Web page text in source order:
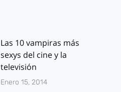
Las 10 vampiras más
sexys del cine y la
televisión
Enero 15, 2014